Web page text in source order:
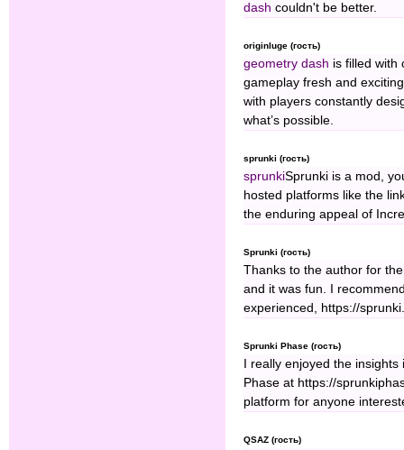
dash couldn't be better.
originluge (гость)
geometry dash is filled with
gameplay fresh and
with players constantly
what’s possible.
sprunki (гость)
sprunkiSprunki is a mod,
hosted platforms like the
the enduring appeal of
Sprunki (гость)
Thanks to the author for
and it was fun. I
experienced, https://
Sprunki Phase (гость)
I really enjoyed the
Phase at https://
platform for anyone
QSAZ (гость)